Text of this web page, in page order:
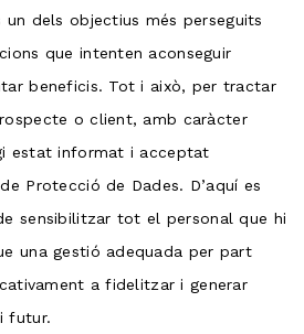
dels objectius més perseguits
que intenten aconseguir
beneficis. Tot i això, per tractar
o client, amb caràcter
estat informat i acceptat
Protecció de Dades. D’aquí es
sensibilitzar tot el personal que hi
una gestió adequada per part
a fidelitzar i generar
futur.